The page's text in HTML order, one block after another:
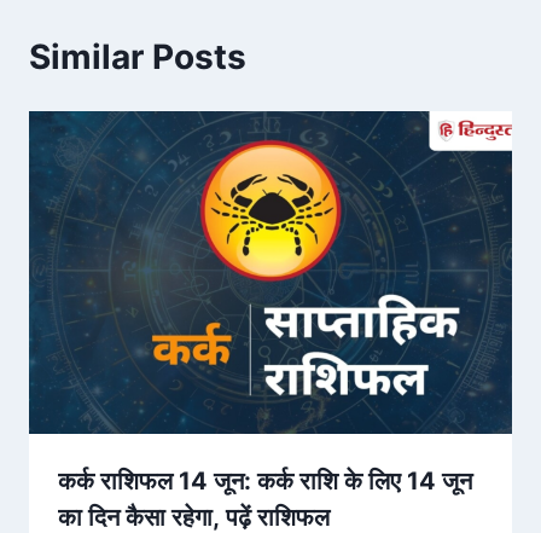
Similar Posts
कर्क राशिफल 14 जून: कर्क राशि के लिए 14 जून
का दिन कैसा रहेगा, पढ़ें राशिफल